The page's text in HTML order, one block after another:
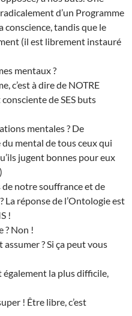
d’un Programme
conscience, tandis que le
(il est librement instauré
mentaux ?
c’est à dire de NOTRE
de SES buts
mentales ? De
du mental de tous ceux qui
jugent bonnes pour eux
notre souffrance et de
réponse de l’Ontologie est
!
? Non !
? Si ça peut vous
également la plus difficile,
! Être libre, c’est